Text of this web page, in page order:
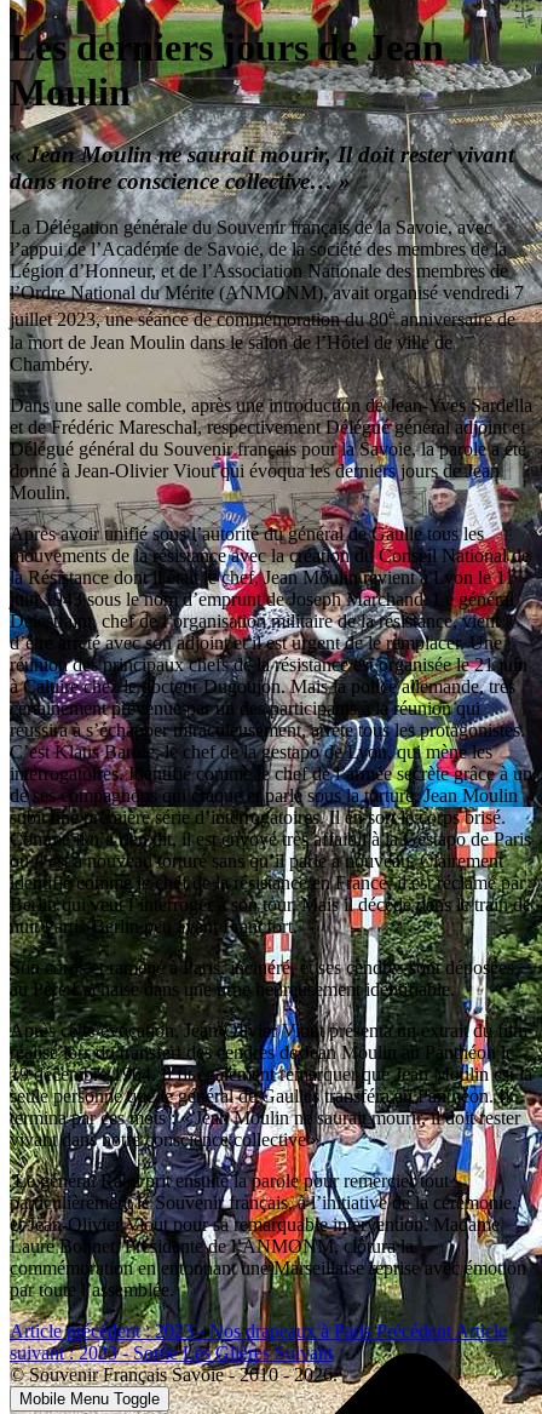
Les derniers jours de Jean
Moulin
« Jean Moulin ne saurait mourir, Il doit rester vivant
dans notre conscience collective… »
La Délégation générale du Souvenir français de la Savoie, avec
l’appui de l’Académie de Savoie, de la société des membres de la
Légion d’Honneur, et de l’Association Nationale des membres de
l’Ordre National du Mérite (ANMONM), avait organisé vendredi 7
juillet 2023, une séance de commémoration du 80èanniversaire de
la mort de Jean Moulin dans le salon de l’Hôtel de ville de
Chambéry.
Dans une salle comble, après une introduction de Jean-Yves Sardella
et de Frédéric Mareschal, respectivement Délégué général adjoint et
Délégué général du Souvenir français pour la Savoie, la parole a été
donné à Jean-Olivier Viout qui évoqua les derniers jours de Jean
Moulin.
Après avoir unifié sous l’autorité du général de Gaulle tous les
mouvements de la résistance avec la création du Conseil National de
la Résistance dont il était le chef, Jean Moulin revient à Lyon le 11
juin 1943 sous le nom d’emprunt de Joseph Marchand. Le général
Delestraint, chef de l’organisation militaire de la résistance, vient
d’être arrêté avec son adjoint et il est urgent de le remplacer. Une
réunion des principaux chefs de la résistance est organisée le 21 juin
à Caluire chez le docteur Dugoujon. Mais la police allemande, très
certainement prévenue par un des participants à la réunion qui
réussira à s’échapper miraculeusement, arrête tous les protagonistes.
C’est Klaus Barbie, le chef de la gestapo de Lyon, qui mène les
interrogatoires. Identifié comme le chef de l’armée secrète grâce à un
de ses compagnons qui craque et parle sous la torture, Jean Moulin
subit une première série d’interrogatoires. Il en sort le corps brisé.
Comme il n’a rien dit, il est envoyé très affaibli à la Gestapo de Paris
où il est à nouveau torturé sans qu’il parle à nouveau. Clairement
identifié comme le chef de la résistance en France, il est réclamé par
Berlin qui veut l’interroger à son tour. Mais il décède dans le train de
nuit Partis-Berlin peu avant Francfort.
Son corps et ramené à Paris, incinéré, et ses cendres sont déposées
au Père Lachaise dans une urne heureusement identifiable.
Après cette évocation, Jean-Olivier Viout présenta un extrait du film
réalisé lors du transfert des cendres de Jean Moulin au Panthéon le
19 décembre 1964. Il fit également remarquer que Jean Moulin est la
seule personne que le général de Gaulles transféra au Panthéon. Il
termina par ces mots : « Jean Moulin ne saurait mourir, il doit rester
vivant dans notre conscience collective ».
Le général Ratel prit ensuite la parole pour remercier tout
particulièrement le Souvenir français, à l’initiative de la cérémonie,
et Jean-Olivier Viout pour sa remarquable intervention. Madame
Laure Bonnet, Présidente de l’ANMONM, clôtura la
commémoration en entonnant une Marseillaise reprise avec émotion
par toute l’assemblée.
Article précédent : 2023 - Nos drapeaux à ParisPrécédent Article
suivant : 2023 - Sortie Les GlièresSuivant
© Souvenir Français Savoie - 2010 - 2026.
Mobile Menu Toggle